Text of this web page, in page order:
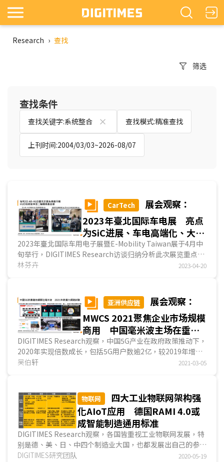
Research › 查找
筛选
查找条件
查找关键字:系统整合 查找模式:精准查找
上刊时间:2004/03/03~2026-08/07
CarTech
展会观察：
2023年臺北国际车电展 亮点
为SiC进展、车电高端化、大功
率快充
2023年臺北国际车用电子展暨E-Mobility Taiwan展于4月中
旬举行，DIGITIMES Research访谈归纳分析此次展览重点包
括能显著提升电动车效率的第三类半导体SiC(碳化...
林芬卉 2023-04-20
亚洲供应链
展会观察：
MWCS 2021聚焦企业市场规模
商用 中国毫米波主场在垂直
产业应用
DIGITIMES Research观察，中国5G产业在政府政策推动下，
2020年实现倍数成长，包括5G用户数逾2亿，较2019年增长
近20倍，5G基站则达71.8万座，新增近60万座。5G網絡真正
何转型、通讯技术升级以满足垂直应用需求。
华为在展会演讲中提出5.5G新定义，主要是在既有
eMBB、mMTC、URLLC三大应用场景之间，再加入新三角
UCBC (Uplink Centric Broadband Communication)、
RTBC (Real-Time Broadband Communication)、HCS
(Harmonized Communication and Sensing)，以因应垂直
产业对通讯技术的需求。尽管华为5.5G新六角概念是否普为
吴伯轩 2021-03-05
物联网
四大工业物联网架构强
化AIoT应用 德国RAMI 4.0或
成智能制造通用标准
DIGITIMES Research观察，各国皆重视工业物联网发展，特
别是德、美、日、中四个制造业大国，也都发展出自己的参考
架构／系统，这些架构都可见人工智能结合工业物联网的结
DIGITIMES研究团队 2020-05-19